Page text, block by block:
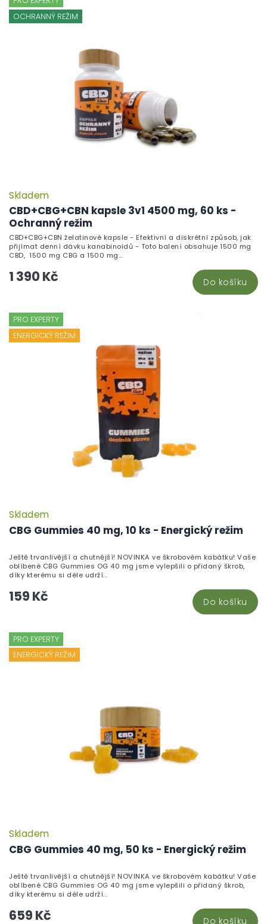
OCHRANNÝ REŽIM
CBD+CBG+CBN kapsle 3v1 4500 mg, 60 ks -
Ochranný režim
Skladem
1 390 Kč Do košíku
CBD+CBG+CBN želatinové kapsle - Efektivní a diskrétní způsob, jak
přijímat denní dávku kanabinoidů - Toto balení obsahuje 1500 mg
CBD, 1500 mg CBG a 1500 mg...
PRO EXPERTY
ENERGICKÝ REŽIM
CBG Gummies 40 mg, 10 ks - Energický režim
Skladem
159 Kč Do košíku
Ještě trvanlivější a chutnější! NOVINKA ve škrobovém kabátku! Vaše
oblíbené CBG Gummies OG 40 mg jsme vylepšili o přidaný škrob,
díky kterému si déle udrží...
PRO EXPERTY
ENERGICKÝ REŽIM
CBG Gummies 40 mg, 50 ks - Energický režim
Skladem
659 Kč Do košíku
Ještě trvanlivější a chutnější! NOVINKA ve škrobovém kabátku! Vaše
oblíbené CBG Gummies OG 40 mg jsme vylepšili o přidaný škrob,
díky kterému si déle udrží...